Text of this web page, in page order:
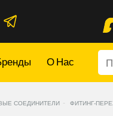
О Нас
СОЕДИНИТЕЛИ ФИТИНГ-